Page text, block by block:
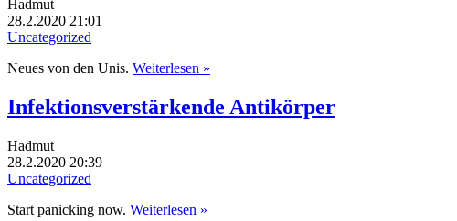
Hadmut
28.2.2020 21:01
Uncategorized
Neues von den Unis. Weiterlesen »
Infektionsverstärkende Antikörper
Hadmut
28.2.2020 20:39
Uncategorized
Start panicking now. Weiterlesen »